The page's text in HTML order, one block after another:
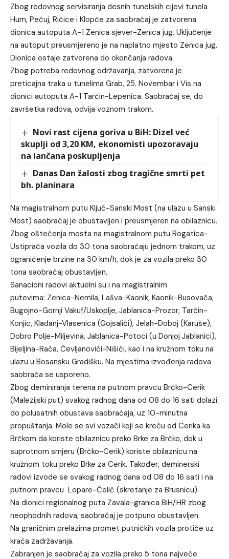
Zbog redovnog servisiranja desnih tunelskih cijevi tunela
Hum, Pečuj, Ričice i Klopče za saobraćaj je zatvorena
dionica autoputa A-1 Zenica sjever-Zenica jug. Uključenje
na autoput preusmjereno je na naplatno mjesto Zenica jug.
Dionica ostaje zatvorena do okončanja radova.
Zbog potreba redovnog održavanja, zatvorena je
preticajna traka u tunelima Grab, 25. Novembar i Vis na
dionici autoputa A-1 Tarčin-Lepenica. Saobraćaj se, do
završetka radova, odvija voznom trakom.
Novi rast cijena goriva u BiH: Dizel već
skuplji od 3,20 KM, ekonomisti upozoravaju
na lančana poskupljenja
Danas Dan žalosti zbog tragične smrti pet
bh. planinara
Na magistralnom putu Ključ-Sanski Most (na ulazu u Sanski
Most) saobraćaj je obustavljen i preusmjeren na obilaznicu.
Zbog oštećenja mosta na magistralnom putu Rogatica-
Ustiprača vozila do 30 tona saobraćaju jednom trakom, uz
ograničenje brzine na 30 km/h, dok je za vozila preko 30
tona saobraćaj obustavljen.
Sanacioni radovi aktuelni su i na magistralnim
putevima: Zenica-Nemila, Lašva-Kaonik, Kaonik-Busovača,
Bugojno-Gornji Vakuf/Uskoplje, Jablanica-Prozor, Tarčin-
Konjic, Kladanj-Vlasenica (Gojsalići), Jelah-Doboj (Karuše),
Dobro Polje-Miljevina, Jablanica-Potoci (u Donjoj Jablanici),
Bijeljina-Rača, Čevljanovići-Nišići, kao i na kružnom toku na
ulazu u Bosansku Gradišku. Na mjestima izvođenja radova
saobraća se usporeno.
Zbog deminiranja terena na putnom pravcu Brčko-Cerik
(Malezijski put) svakog radnog dana od 08 do 16 sati dolazi
do polusatnih obustava saobraćaja, uz 10-minutna
propuštanja. Mole se svi vozači koji se kreću od Cerika ka
Brčkom da koriste obilaznicu preko Brke za Brčko, dok u
suprotnom smjeru (Brčko-Cerik) koriste obilaznicu na
kružnom toku preko Brke za Cerik. Također, deminerski
radovi izvode se svakog radnog dana od 08 do 16 sati i na
putnom pravcu Lopare-Čelić (skretanje za Brusnicu).
Na dionici regionalnog puta Zavala-granica BiH/HR zbog
neophodnih radova, saobraćaj je potpuno obustavljen.
Na graničnim prelazima promet putničkih vozila protiče uz
kraća zadržavanja.
Zabranjen je saobraćaj za vozila preko 5 tona najveće